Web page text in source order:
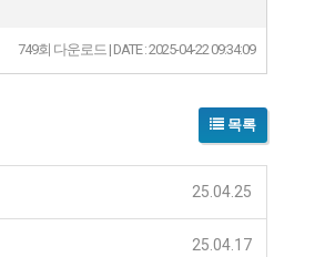
749회 다운로드 | DATE : 2025-04-22 09:34:09
목록
25.04.25
25.04.17